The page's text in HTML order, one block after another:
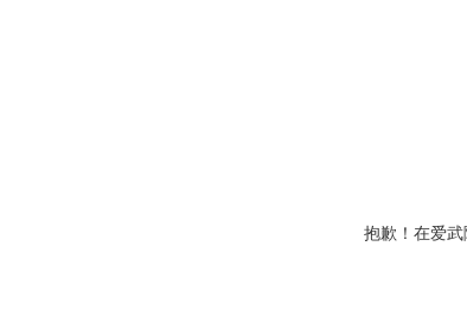
抱歉！在爱